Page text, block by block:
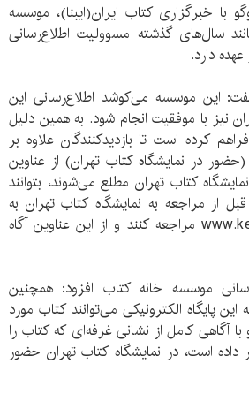
با خبرگزاری کتاب ایران(ایبنا)، موسسه
سال‌های گذشته مسوولیت اطلاع‌رسانی
دارد.
این موسسه می‌کوشد اطلاع‌رسانی این
نیز با موفقیت انجام شود. به همین دلیل
کرده است تا بازدیدکنندگان علاوه بر
در نمایشگاه کتاب تهران) از عناوین
کتاب تهران مطلع می‌شوند، بتوانند
از مراجعه به نمایشگاه کتاب تهران به
پایگاه الکترونیکی www.ketab.ir مراجعه کنند و از این عناوین آگاه
موسسه خانه کتاب افزود: همچنین
این پایگاه الکترونیکی می‌توانند کتاب مورد
آگاهی کامل از نشانی غرفه‌ای که کتاب را
است، در نمایشگاه کتاب تهران حضور